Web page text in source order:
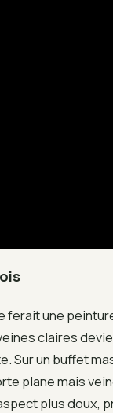
ferait une
claires
Sur un buffet
plane mais
plus doux,